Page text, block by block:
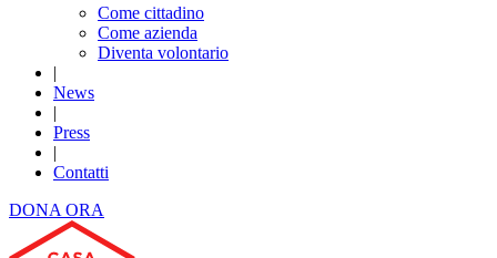
Come cittadino
Come azienda
Diventa volontario
|
News
|
Press
|
Contatti
DONA ORA